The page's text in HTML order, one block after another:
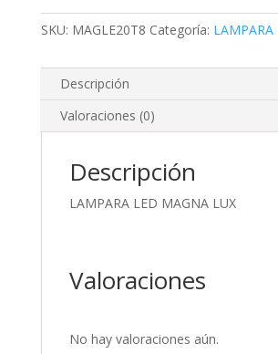
SKU: MAGLE20T8 Categoría: LAMPARA
Descripción
Valoraciones (0)
Descripción
LAMPARA LED MAGNA LUX
Valoraciones
No hay valoraciones aún.